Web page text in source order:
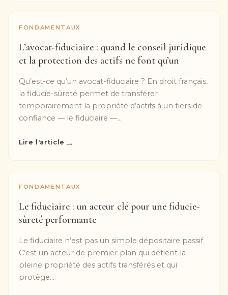
FONDAMENTAUX
L’avocat-fiduciaire : quand le conseil juridique
et la protection des actifs ne font qu’un
Qu’est-ce qu’un avocat-fiduciaire ? En droit français,
la fiducie-sûreté permet de transférer
temporairement la propriété d’actifs à un tiers de
confiance — le fiduciaire —...
Lire l'article →
FONDAMENTAUX
Le fiduciaire : un acteur clé pour une fiducie-
sûreté performante
Le fiduciaire n’est pas un simple dépositaire passif.
C’est un acteur de premier plan qui détient la
pleine propriété des actifs transférés et qui
protège...